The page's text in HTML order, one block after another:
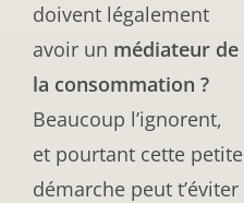
doivent légalement
avoir un médiateur de
la consommation ?
Beaucoup l’ignorent,
et pourtant cette petite
démarche peut t’éviter